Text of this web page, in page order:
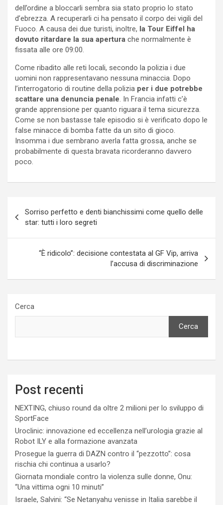
dell’ordine a bloccarli sembra sia stato proprio lo stato
d’ebrezza. A recuperarli ci ha pensato il corpo dei vigili del
Fuoco. A causa dei due turisti, inoltre, la Tour Eiffel ha
dovuto ritardare la sua apertura che normalmente è
fissata alle ore 09:00.
Come ribadito alle reti locali, secondo la polizia i due
uomini non rappresentavano nessuna minaccia. Dopo
l’interrogatorio di routine della polizia per i due potrebbe
scattare una denuncia penale. In Francia infatti c’è
grande apprensione per quanto riguara il tema sicurezza.
Come se non bastasse tale episodio si è verificato dopo le
false minacce di bomba fatte da un sito di gioco.
Insomma i due sembrano averla fatta grossa, anche se
probabilmente di questa bravata ricorderanno davvero
poco.
articoli
Sorriso perfetto e denti bianchissimi come quello delle
star: tutti i loro segreti
“È ridicolo”: decisione contestata al GF Vip, arriva
l’accusa di discriminazione
Cerca
Cerca
Post recenti
NEXTING, chiuso round da oltre 2 milioni per lo sviluppo di
SportFace
Uroclinic: innovazione ed eccellenza nell’urologia grazie al
Robot ILY e alla formazione avanzata
Prosegue la guerra di DAZN contro il “pezzotto”: cosa
rischia chi continua a usarlo?
Giornata mondiale contro la violenza sulle donne, Onu:
“Una vittima ogni 10 minuti”
Israele, Salvini: “Se Netanyahu venisse in Italia sarebbe il